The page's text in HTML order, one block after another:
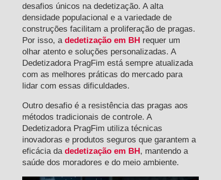
desafios únicos na dedetização. A alta
densidade populacional e a variedade de
construções facilitam a proliferação de pragas.
Por isso, a dedetização em BHrequer um
olhar atento e soluções personalizadas. A
Dedetizadora PragFim está sempre atualizada
com as melhores práticas do mercado para
lidar com essas dificuldades.
Outro desafio é a resistência das pragas aos
métodos tradicionais de controle. A
Dedetizadora PragFim utiliza técnicas
inovadoras e produtos seguros que garantem a
eficácia da dedetização em BH, mantendo a
saúde dos moradores e do meio ambiente.